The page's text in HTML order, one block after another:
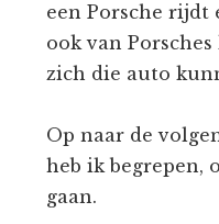
een Porsche
ook van
zich die auto
Op naar de
heb ik begrepen,
gaan.